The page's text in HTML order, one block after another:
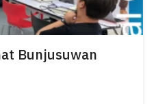
Bunjusuwan